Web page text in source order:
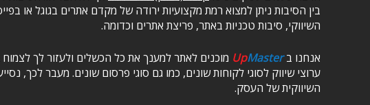
בין הסיבות ניתן למצוא רמת מקצועיות ירודה של מקדם אתרים בגוגל או
השיווקי, סיבות טכניות באתר, פריצת אתרים וכדומה.
אנחנו ב UpMaster
מוכנים לאתר למענך את כל הכשלים ולעזור לך
ערוצי שיווק לסוגי לקוחות שונים, כמו גם סוגי פרסום שונים. מעבר לכך,
השיווקית של העסק.